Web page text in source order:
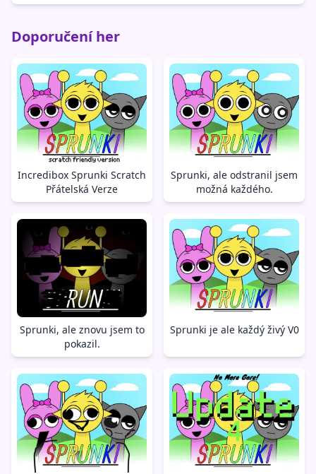
Doporučení her
Incredibox Sprunki Scratch
Přátelská Verze
Sprunki, ale odstranil jsem
možná každého.
Sprunki, ale znovu jsem to
pokazil.
Sprunki je ale každý živý V0